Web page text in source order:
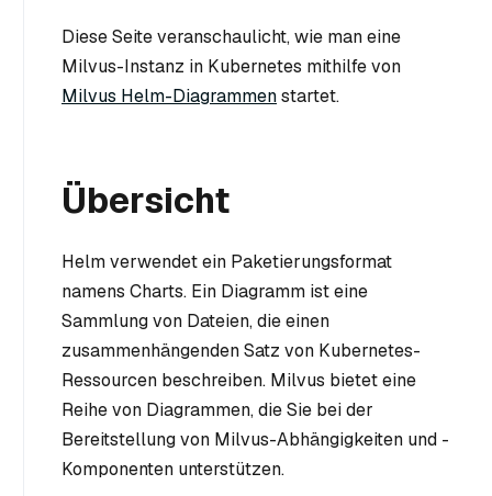
Diese Seite veranschaulicht, wie man eine
Milvus-Instanz in Kubernetes mithilfe von
Milvus Helm-Diagrammenstartet.
Übersicht
Helm verwendet ein Paketierungsformat
namens Charts. Ein Diagramm ist eine
Sammlung von Dateien, die einen
zusammenhängenden Satz von Kubernetes-
Ressourcen beschreiben. Milvus bietet eine
Reihe von Diagrammen, die Sie bei der
Bereitstellung von Milvus-Abhängigkeiten und -
Komponenten unterstützen.